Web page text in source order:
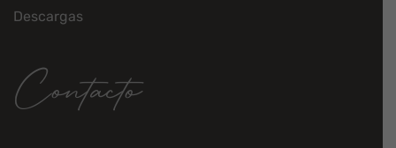
Descargas
Contacto